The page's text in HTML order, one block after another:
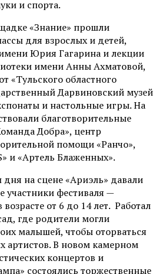
и спорта.
«Знание» прошли
для взрослых и детей,
Юрия Гагарина и лекции
имени Анны Ахматовой,
«Тульского областного
Дарвиновский музей
и настольные игры. На
благотворительные
Добра», центр
помощи «Ранчо»,
и «Артель Блаженных».
на сцене«Ариэль» давали
фестиваля —
от 6 до 14 лет. Работал
где родители могли
малышей, чтобы оторваться
артистов. В новом камерном
концертов и
состоялись торжественные